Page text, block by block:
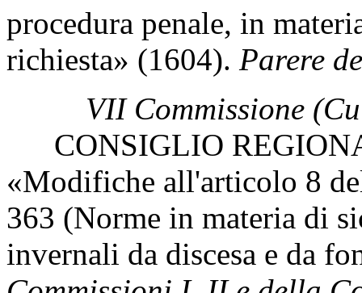
procedura penale, in
richiesta» (1604). Parere
VII Commissione
CONSIGLIO
«Modifiche all'articolo 8
363 (Norme in materia di
invernali da discesa e da